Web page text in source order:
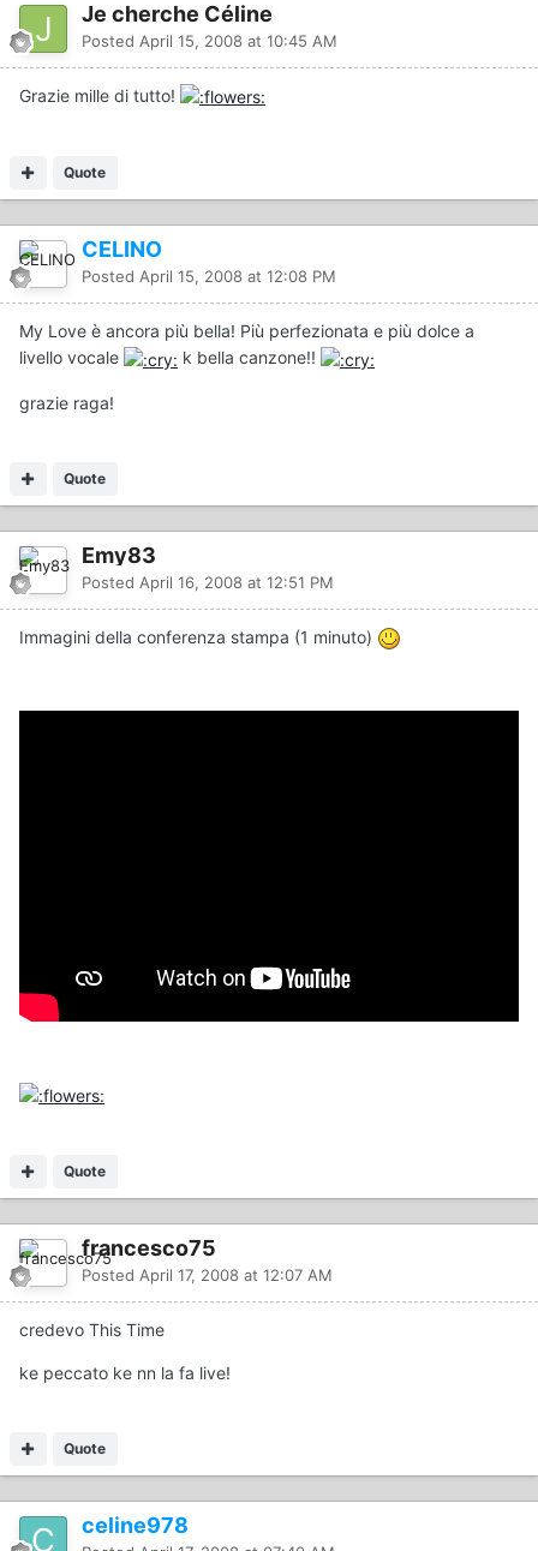
Je cherche Céline
Posted April 15, 2008 at 10:45 AM
Grazie mille di tutto!
Quote
CELINO
Posted April 15, 2008 at 12:08 PM
My Love è ancora più bella! Più perfezionata e più dolce a
livello vocale
k bella canzone!!
grazie raga!
Quote
Emy83
Posted April 16, 2008 at 12:51 PM
Immagini della conferenza stampa (1 minuto)
Quote
francesco75
Posted April 17, 2008 at 12:07 AM
credevo This Time
ke peccato ke nn la fa live!
Quote
celine978